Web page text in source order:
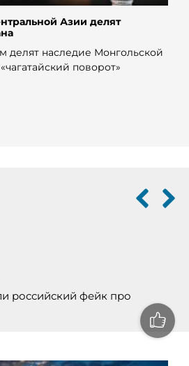
Азии делят
делят наследие Монгольской
поворот»
российский фейк про